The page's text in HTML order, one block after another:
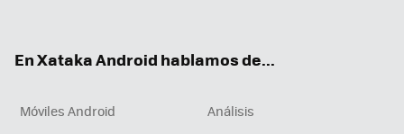
En Xataka Android hablamos de...
Móviles Android
Análisis